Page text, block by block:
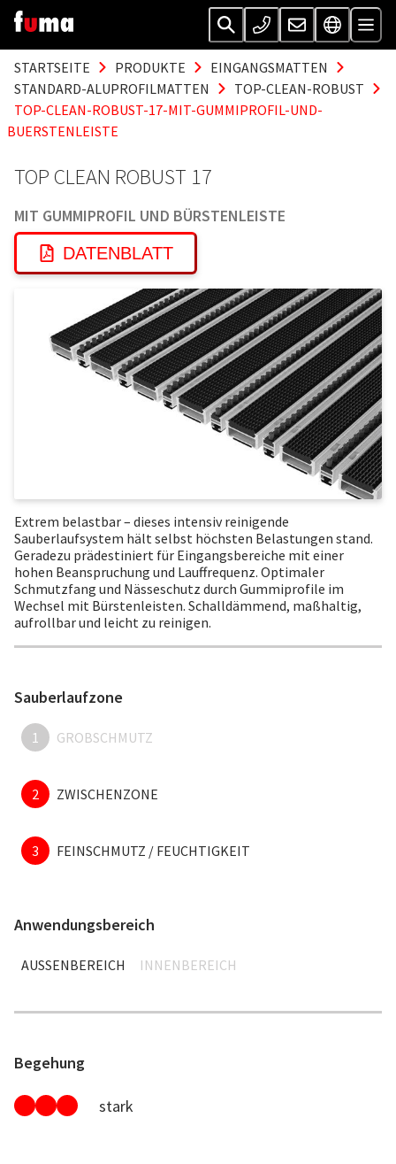
STARTSEITE PRODUKTE
EINGANGSMATTEN
STANDARD-ALUPROFILMATTEN
TOP-CLEAN-ROBUST
TOP-CLEAN-ROBUST-17-MIT-GUMMIPROFIL-UND-
BUERSTENLEISTE
TOP CLEAN ROBUST 17
MIT GUMMIPROFIL UND BÜRSTENLEISTE
DATENBLATT
Extrem belastbar – dieses intensiv reinigende
Sauberlaufsystem hält selbst höchsten Belastungen stand.
Geradezu prädestiniert für Eingangsbereiche mit einer
hohen Beanspruchung und Lauffrequenz. Optimaler
Schmutzfang und Nässeschutz durch Gummiprofile im
Wechsel mit Bürstenleisten. Schalldämmend, maßhaltig,
aufrollbar und leicht zu reinigen.
Sauberlaufzone
1 GROBSCHMUTZ
2 ZWISCHENZONE
3 FEINSCHMUTZ / FEUCHTIGKEIT
Anwendungsbereich
AUSSENBEREICH INNENBEREICH
Begehung
stark